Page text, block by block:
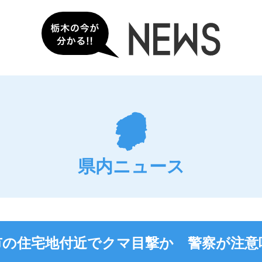
県内ニュース
の住宅地付近でクマ目撃か 警察が注意